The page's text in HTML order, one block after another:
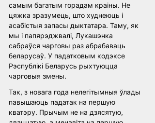
самым багатым горадам краіны. Не
цяжка зразумець, што худнеюць і
асабістыя запасы дыктатара. Таму, як
мы і папярэджвалі, Лукашэнка
сабраўся чарговы раз абрабаваць
беларусаў. У падатковым кодэксе
Рэспублікі Беларусь рыхтуюцца
чарговыя змены.
Так, з новага года нелегітымныя ўлады
павышаюць падатак на першую
кватэру. Прычым не на дзясятую,